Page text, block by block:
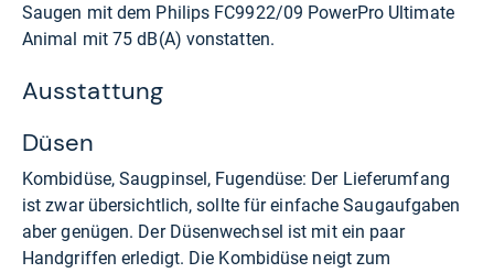
Saugen mit dem Philips FC9922/09 PowerPro Ultimate
Animal mit 75 dB(A) vonstatten.
Ausstattung
Düsen
Kombidüse, Saugpinsel, Fugendüse: Der Lieferumfang
ist zwar übersichtlich, sollte für einfache Saugaufgaben
aber genügen. Der Düsenwechsel ist mit ein paar
Handgriffen erledigt. Die Kombidüse neigt zum